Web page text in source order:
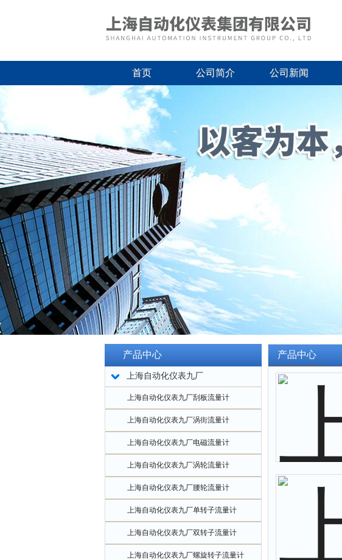
首页 公司简介 公司新闻
产品中心
上海自动化仪表九厂
上海自动化仪表九厂刮板流量计
上海自动化仪表九厂涡街流量计
上海自动化仪表九厂电磁流量计
上海自动化仪表九厂涡轮流量计
上海自动化仪表九厂腰轮流量计
上海自动化仪表九厂单转子流量计
上海自动化仪表九厂双转子流量计
上海自动化仪表九厂螺旋转子流量计
产品中心